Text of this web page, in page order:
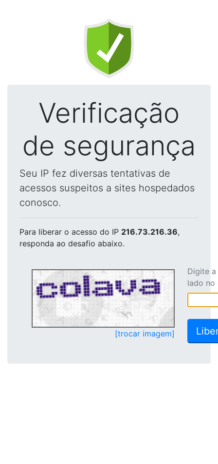
Verificação
de segurança
Seu IP fez diversas tentativas de
acessos suspeitos a sites hospedados
conosco.
Para liberar o acesso do IP 216.73.216.36,
responda ao desafio abaixo.
[trocar imagem]
Digite
lado no